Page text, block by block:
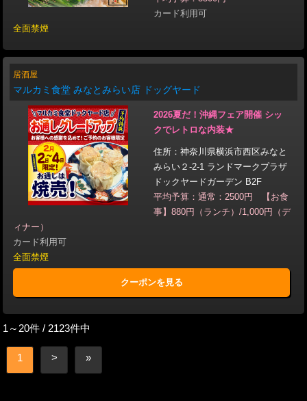
カード利用可
全面禁煙
居酒屋
マルカミ食堂 みなとみらい店 ドッグヤード
2026夏だ！沖縄フェア開催 シッ
クでレトロな内装★
住所：神奈川県横浜市西区みなと
みらい２-2-1 ランドマークプラザ
ドックヤードガーデン B2F
平均予算：通常：2500円 【お食
事】880円（ランチ）/1,000円（デ
ィナー）
カード利用可
全面禁煙
クーポンを見る
1～20件 / 2123件中
1 > »